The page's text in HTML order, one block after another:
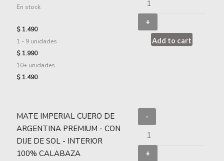
En stock
$ 1.490
1 - 9 unidades
$ 1.990
10+ unidades
$ 1.490
+
Add to cart
MATE IMPERIAL CUERO DE
ARGENTINA PREMIUM - CON
DIJE DE SOL - INTERIOR
100% CALABAZA
-
+